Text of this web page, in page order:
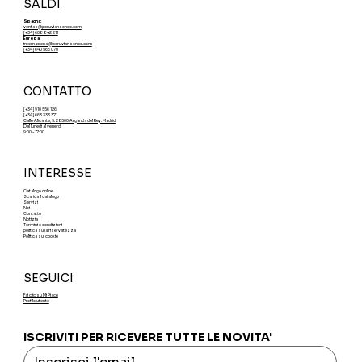
CONTATTO
[+34] 910 556 126
[+34] 663 333 371
Calle Alicante, 5. 28500 Arganda del Rey. Madrid
Dal lunedì al venerdì
9:00 - 17:00
INTERESSE
Catalogo online
Scarica il catalogo
Servizi
Noi
Contatto
Notizia
Termini e condizioni
politica sulla riservatezza
Politica sui cookie
SALDI
Spagna:
ventas@peruviansonco.com
[+34] 608 842 211
Europa:
internacional@peruviansonco.com
[+34] 640 566 070
SEGUICI
Fai clic su Mi Piace
Profilo utente
ISCRIVITI PER RICEVERE TUTTE LE NOVITA'